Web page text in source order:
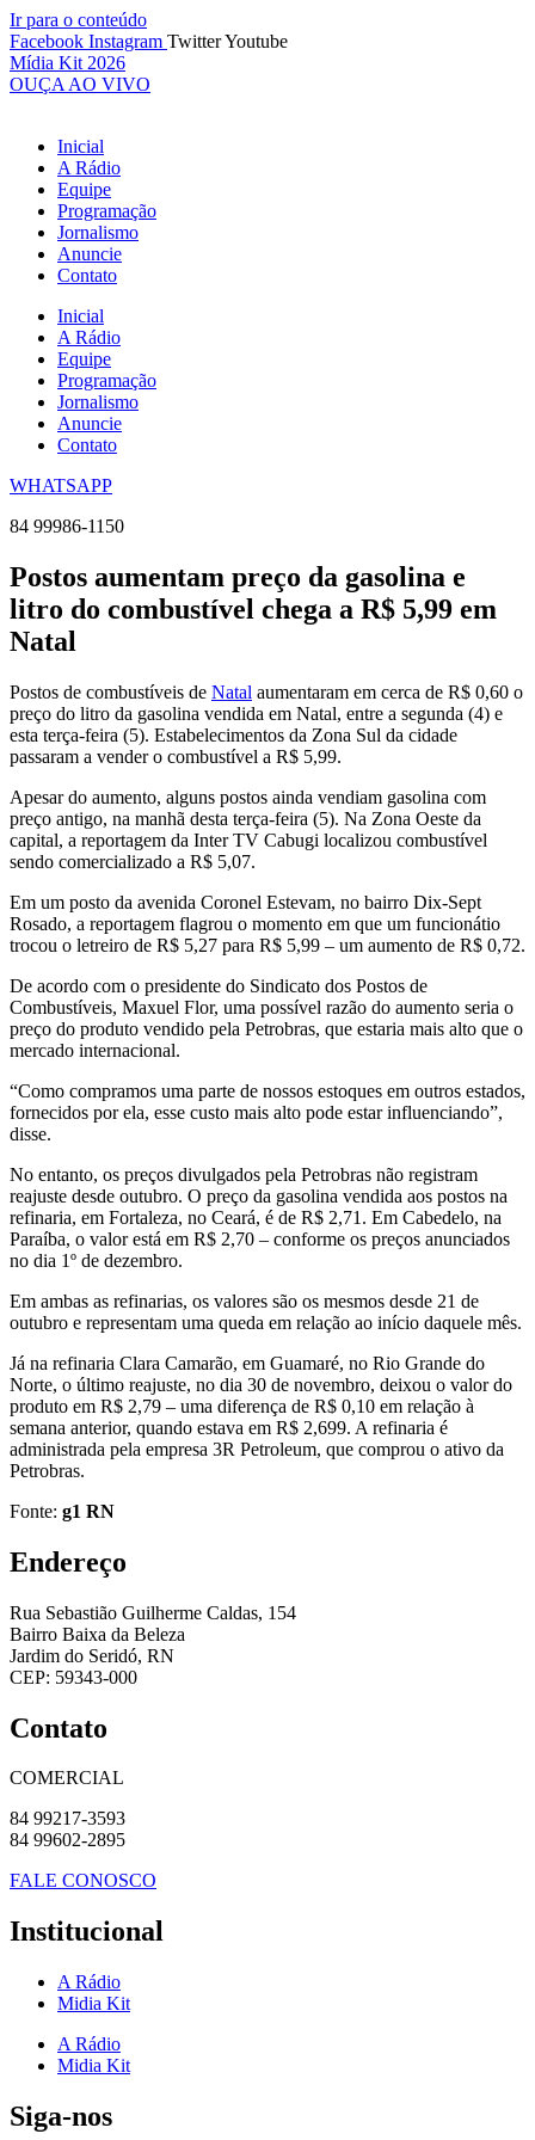
Ir para o conteúdo
Facebook Instagram TwitterYoutube
Mídia Kit 2026
OUÇA AO VIVO
Inicial
A Rádio
Equipe
Programação
Jornalismo
Anuncie
Contato
Inicial
A Rádio
Equipe
Programação
Jornalismo
Anuncie
Contato
WHATSAPP
84 99986-1150
Postos aumentam preço da gasolina e
litro do combustível chega a R$ 5,99 em
Natal
Postos de combustíveis de Natal aumentaram em cerca de R$ 0,60 o
preço do litro da gasolina vendida em Natal, entre a segunda (4) e
esta terça-feira (5). Estabelecimentos da Zona Sul da cidade
passaram a vender o combustível a R$ 5,99.
Apesar do aumento, alguns postos ainda vendiam gasolina com
preço antigo, na manhã desta terça-feira (5). Na Zona Oeste da
capital, a reportagem da Inter TV Cabugi localizou combustível
sendo comercializado a R$ 5,07.
Em um posto da avenida Coronel Estevam, no bairro Dix-Sept
Rosado, a reportagem flagrou o momento em que um funcionátio
trocou o letreiro de R$ 5,27 para R$ 5,99 – um aumento de R$ 0,72.
De acordo com o presidente do Sindicato dos Postos de
Combustíveis, Maxuel Flor, uma possível razão do aumento seria o
preço do produto vendido pela Petrobras, que estaria mais alto que o
mercado internacional.
“Como compramos uma parte de nossos estoques em outros estados,
fornecidos por ela, esse custo mais alto pode estar influenciando”,
disse.
No entanto, os preços divulgados pela Petrobras não registram
reajuste desde outubro. O preço da gasolina vendida aos postos na
refinaria, em Fortaleza, no Ceará, é de R$ 2,71. Em Cabedelo, na
Paraíba, o valor está em R$ 2,70 – conforme os preços anunciados
no dia 1º de dezembro.
Em ambas as refinarias, os valores são os mesmos desde 21 de
outubro e representam uma queda em relação ao início daquele mês.
Já na refinaria Clara Camarão, em Guamaré, no Rio Grande do
Norte, o último reajuste, no dia 30 de novembro, deixou o valor do
produto em R$ 2,79 – uma diferença de R$ 0,10 em relação à
semana anterior, quando estava em R$ 2,699. A refinaria é
administrada pela empresa 3R Petroleum, que comprou o ativo da
Petrobras.
Fonte: g1 RN
Endereço
Rua Sebastião Guilherme Caldas, 154
Bairro Baixa da Beleza
Jardim do Seridó, RN
CEP: 59343-000
Contato
COMERCIAL
84 99217-3593
84 99602-2895
FALE CONOSCO
Institucional
A Rádio
Midia Kit
A Rádio
Midia Kit
Siga-nos